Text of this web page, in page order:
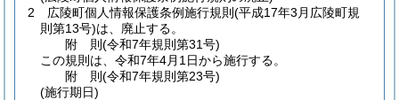
2
広陵町個人情報保護条例施行規則 (平成17年3月広陵町規
則第13号)は、廃止する。
附 則(令和7年規則第31号)
この規則は、令和7年4月1日から施行する。
附 則(令和7年規則第23号)
(施行期日)